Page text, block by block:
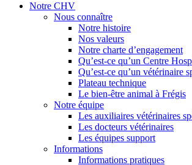
Notre CHV
Nous connaître
Notre histoire
Nos valeurs
Notre charte d’engagement
Qu’est-ce qu’un Centre
Qu’est-ce qu’un vétérinaire
Plateau technique
Le bien-être animal à Frégis
Notre équipe
Les auxiliaires vétérinaires
Les docteurs vétérinaires
Les équipes support
Informations
Informations pratiques